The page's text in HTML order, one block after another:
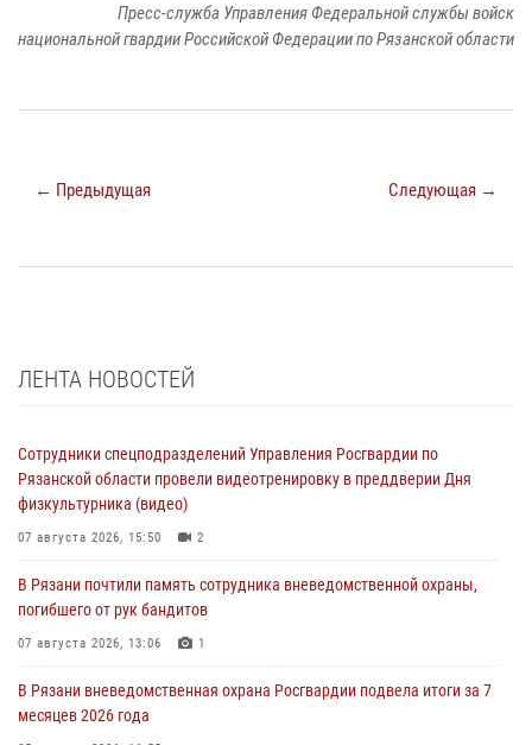
Пресс-служба Управления Федеральной службы войск
национальной гвардии Российской Федерации по Рязанской области
← Предыдущая Следующая →
ЛЕНТА НОВОСТЕЙ
Сотрудники спецподразделений Управления Росгвардии по
Рязанской области провели видеотренировку в преддверии Дня
физкультурника (видео)
07 августа 2026, 15:50 2
В Рязани почтили память сотрудника вневедомственной охраны,
погибшего от рук бандитов
07 августа 2026, 13:06 1
В Рязани вневедомственная охрана Росгвардии подвела итоги за 7
месяцев 2026 года